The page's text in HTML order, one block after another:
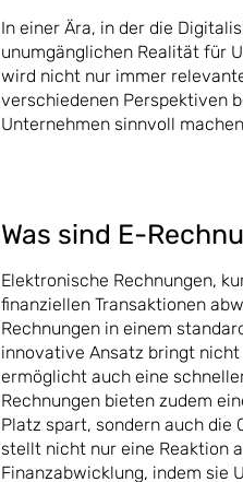
In einer Ära, in der die
unumgänglichen Realität für
wird nicht nur immer
verschiedenen Perspektiven
Unternehmen sinnvoll
Was sind E-
Elektronische Rechnungen,
finanziellen Transaktionen
Rechnungen in einem
innovative Ansatz bringt
ermöglicht auch eine
Rechnungen bieten zudem
Platz spart, sondern auch
stellt nicht nur eine Reaktion
Finanzabwicklung, indem sie